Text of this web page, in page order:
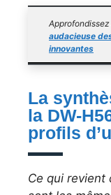
audacieuse
innovantes
La
la DW-
profils
Ce qui revient